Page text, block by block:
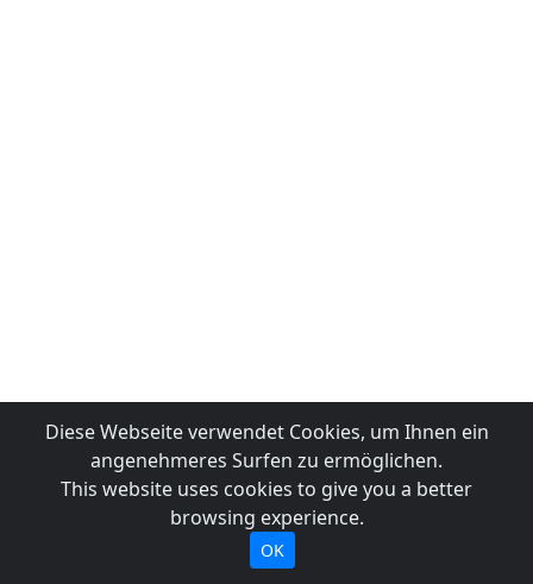
Diese Webseite verwendet Cookies, um Ihnen ein
angenehmeres Surfen zu ermöglichen.
This website uses cookies to give you a better
browsing experience.
OK